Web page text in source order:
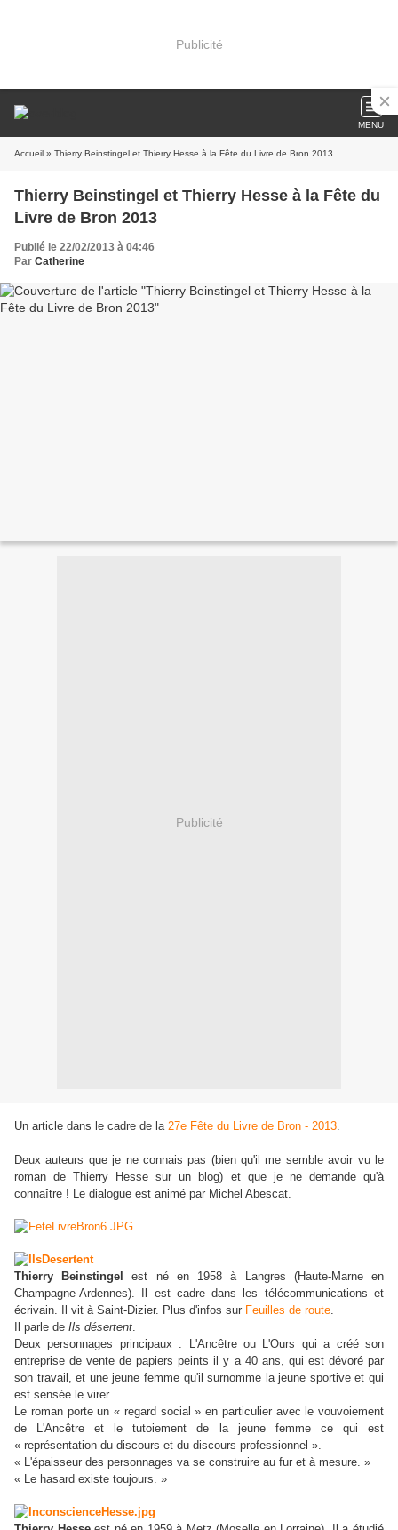
Publicité
MENU
Accueil » Thierry Beinstingel et Thierry Hesse à la Fête du Livre de Bron 2013
Thierry Beinstingel et Thierry Hesse à la Fête du
Livre de Bron 2013
Publié le 22/02/2013 à 04:46
Par Catherine
Publicité
Un article dans le cadre de la 27e Fête du Livre de Bron - 2013.
Deux auteurs que je ne connais pas (bien qu'il me semble avoir vu le
roman de Thierry Hesse sur un blog) et que je ne demande qu'à
connaître ! Le dialogue est animé par Michel Abescat.
Thierry Beinstingel
est né en 1958 à Langres (Haute-Marne en
Champagne-Ardennes).
Il est cadre dans les télécommunications et
écrivain. Il vit à Saint-Dizier. Plus d'infos sur Feuilles de route.
Il parle de Ils désertent.
Deux personnages principaux : L'Ancêtre ou L'Ours qui a créé son
entreprise de vente de papiers peints il y a 40 ans, qui est dévoré par
son travail, et une jeune femme qu'il surnomme la jeune sportive et qui
est sensée le virer.
Le roman porte un « regard social » en particulier avec le vouvoiement
de L'Ancêtre et le tutoiement de la jeune femme ce qui est
« représentation du discours et du discours professionnel ».
« L'épaisseur des personnages va se construire au fur et à mesure. »
« Le hasard existe toujours. »